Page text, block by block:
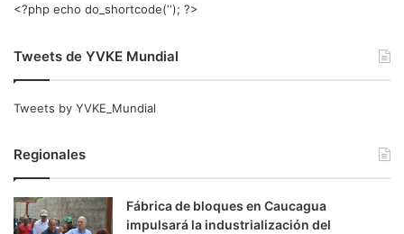
<?php echo do_shortcode(‘‘); ?>
Tweets de YVKE Mundial
Tweets by YVKE_Mundial
Regionales
Fábrica de bloques en Caucagua
impulsará la industrialización del